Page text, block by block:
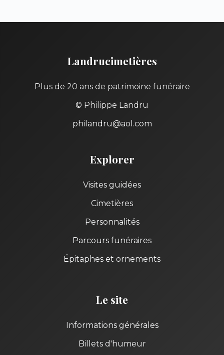
Landrucimetières
Plus de 20 ans de patrimoine funéraire
© Philippe Landru
philandru@aol.com
Explorer
Visites guidées
Cimetières
Personnalités
Parcours funéraires
Épitaphes et ornements
Le site
Informations générales
Billets d'humeur